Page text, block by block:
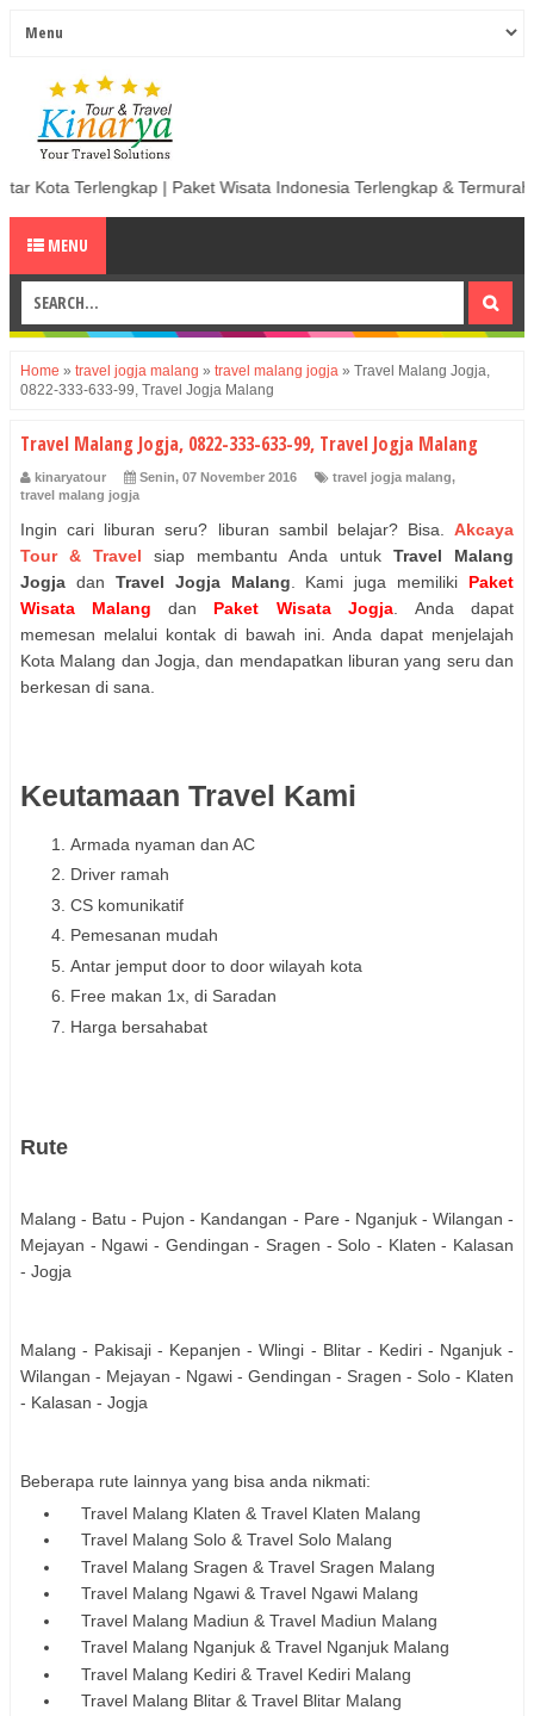
| Paket Wisata Indonesia Terlengkap & Termurah | Sewa Mobil
MENU
Home » travel jogja malang » travel malang jogja » Travel Malang Jogja,
0822-333-633-99, Travel Jogja Malang
Travel Malang Jogja, 0822-333-633-99, Travel Jogja Malang
kinaryatour Senin, 07 November 2016 travel jogja malang,
travel malang jogja
Ingin cari liburan seru? liburan sambil belajar? Bisa. Akcaya
Tour & Travel
siap membantu Anda untuk Travel Malang
Jogja dan Travel Jogja Malang Kami juga memiliki Paket
Wisata Malang dan Paket Wisata Jogja. Anda dapat
memesan melalui kontak di bawah ini. Anda dapat menjelajah
Kota Malang dan Jogja, dan mendapatkan liburan yang seru dan
berkesan di sana.
Keutamaan Travel Kami
Armada nyaman dan AC
Driver ramah
CS komunikatif
Pemesanan mudah
Antar jemput door to door wilayah kota
Free makan 1x, di Saradan
Harga bersahabat
Rute
Malang - Batu - Pujon - Kandangan - Pare - Nganjuk - Wilangan -
Mejayan - Ngawi - Gendingan - Sragen - Solo - Klaten - Kalasan
- Jogja
Malang - Pakisaji - Kepanjen - Wlingi - Blitar - Kediri - Nganjuk -
Wilangan - Mejayan - Ngawi - Gendingan - Sragen - Solo - Klaten
- Kalasan - Jogja
Beberapa rute lainnya yang bisa anda nikmati:
Travel Malang Klaten & Travel Klaten Malang
Travel Malang Solo & Travel Solo Malang
Travel Malang Sragen & Travel Sragen Malang
Travel Malang Ngawi & Travel Ngawi Malang
Travel Malang Madiun & Travel Madiun Malang
Travel Malang Nganjuk & Travel Nganjuk Malang
Travel Malang Kediri & Travel Kediri Malang
Travel Malang Blitar & Travel Blitar Malang